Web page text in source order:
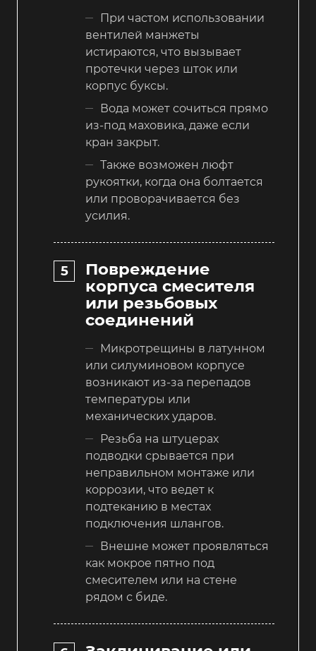
При частом использовании
вентилей манжеты
истираются, что вызывает
протечки через шток или
корпус буксы.
Вода может сочиться прямо
из-под маховика, даже если
кран закрыт.
Также возможен люфт
рукоятки, когда она болтается
или проворачивается без
усилия.
Повреждение
корпуса смесителя
или резьбовых
соединений
Микротрещины в латунном
или силуминовом корпусе
возникают из-за перепадов
температуры или
механических ударов.
Резьба на штуцерах
подводки срывается при
неправильном монтаже или
коррозии, что ведет к
подтеканию в местах
подключения шлангов.
Внешне может проявляться
как мокрое пятно под
смесителем или на стене
рядом с биде.